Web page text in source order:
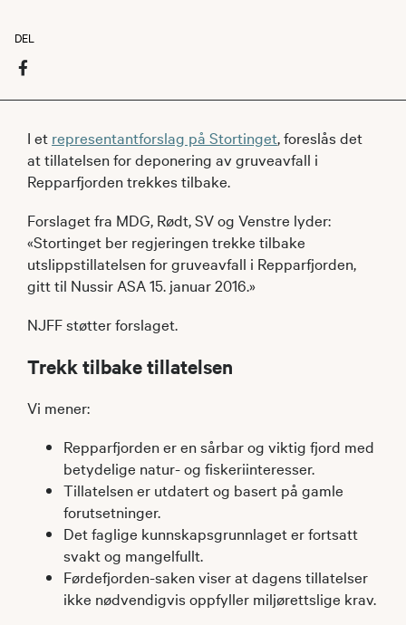
DEL
I et representantforslag på Stortinget, foreslås det
at tillatelsen for deponering av gruveavfall i
Repparfjorden trekkes tilbake.
Forslaget fra MDG, Rødt, SV og Venstre lyder:
«Stortinget ber regjeringen trekke tilbake
utslippstillatelsen for gruveavfall i Repparfjorden,
gitt til Nussir ASA 15. januar 2016.»
NJFF støtter forslaget.
Trekk tilbake tillatelsen
Vi mener:
Repparfjorden er en sårbar og viktig fjord med
betydelige natur- og fiskeriinteresser.
Tillatelsen er utdatert og basert på gamle
forutsetninger.
Det faglige kunnskapsgrunnlaget er fortsatt
svakt og mangelfullt.
Førdefjorden-saken viser at dagens tillatelser
ikke nødvendigvis oppfyller miljørettslige krav.